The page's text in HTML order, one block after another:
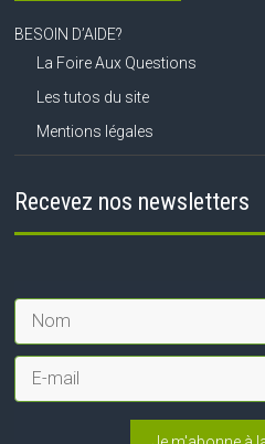
BESOIN D’AIDE?
La Foire Aux Questions
Les tutos du site
Mentions légales
Recevez nos newsletters